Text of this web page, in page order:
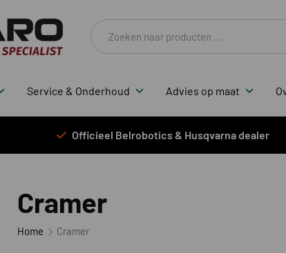
Producten
zoeken
Service & Onderhoud Advies op maat
Officieel Belrobotics & Husqvarna dealer
Cramer
Home Cramer